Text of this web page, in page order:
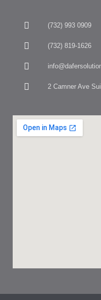
(732) 993 0909
(732) 819-1626
2 Camner Ave